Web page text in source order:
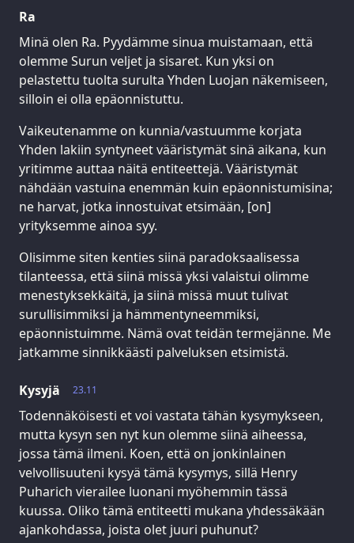
Ra
Minä olen Ra. Pyydämme sinua muistamaan, että
olemme Surun veljet ja sisaret. Kun yksi on
pelastettu tuolta surulta Yhden Luojan näkemiseen,
silloin ei olla epäonnistuttu.
Vaikeutenamme on kunnia/vastuumme korjata
Yhden lakiin syntyneet vääristymät sinä aikana, kun
yritimme auttaa näitä entiteettejä. Vääristymät
nähdään vastuina enemmän kuin epäonnistumisina;
ne harvat, jotka innostuivat etsimään, [on]
yrityksemme ainoa syy.
Olisimme siten kenties siinä paradoksaalisessa
tilanteessa, että siinä missä yksi valaistui olimme
menestyksekkäitä, ja siinä missä muut tulivat
surullisimmiksi ja hämmentyneemmiksi,
epäonnistuimme. Nämä ovat teidän termejänne. Me
jatkamme sinnikkäästi palveluksen etsimistä.
23.11
Kysyjä
Todennäköisesti et voi vastata tähän kysymykseen,
mutta kysyn sen nyt kun olemme siinä aiheessa,
jossa tämä ilmeni. Koen, että on jonkinlainen
velvollisuuteni kysyä tämä kysymys, sillä Henry
Puharich vierailee luonani myöhemmin tässä
kuussa. Oliko tämä entiteetti mukana yhdessäkään
ajankohdassa, joista olet juuri puhunut?